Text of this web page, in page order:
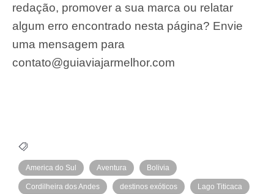
redação, promover a sua marca ou relatar
algum erro encontrado nesta página? Envie
uma mensagem para
contato@guiaviajarmelhor.com
America do Sul Aventura Bolivia
Cordilheira dos Andes destinos exóticos Lago Titicaca